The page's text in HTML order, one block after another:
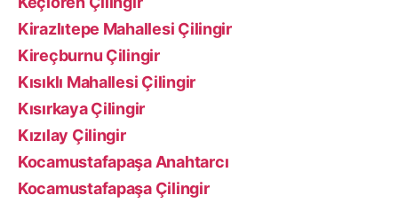
Kirazlıtepe Mahallesi Çilingir
Kireçburnu Çilingir
Kısıklı Mahallesi Çilingir
Kısırkaya Çilingir
Kızılay Çilingir
Kocamustafapaşa Anahtarcı
Kocamustafapaşa Çilingir